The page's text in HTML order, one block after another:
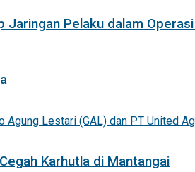
Pelaku dalam
Karhutla di Mantangai